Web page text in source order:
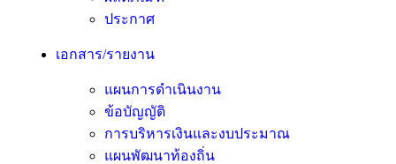
ประกาศ
เอกสาร/รายงาน
แผนการดำเนินงาน
ข้อบัญญัติ
การบริหารเงินและงบประมาณ
แผนพัฒนาท้องถิ่น